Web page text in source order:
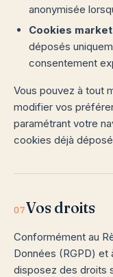
anonymisée
Cookies
déposés
consentement
Vous pouvez à tout
modifier vos
paramétrant votre
cookies déjà
07Vos droits
Conformément au
Données (RGPD) et
disposez des droits